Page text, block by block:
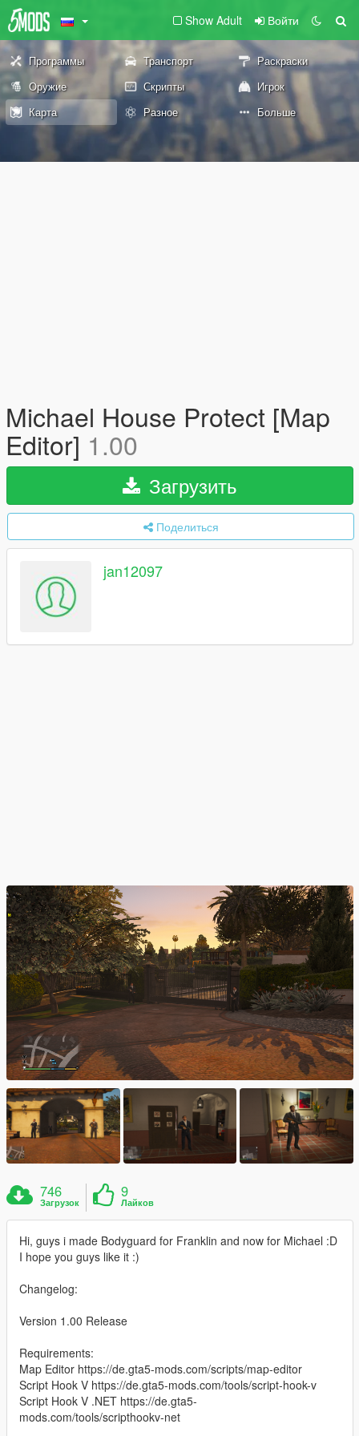
Show Adult Войти
Программы Транспорт
Раскраски
Оружие
Скрипты
Игрок
Карта
Разное Больше
Michael House Protect [Map
Editor] 1.00
Загрузить
Поделиться
jan12097
746
Загрузок
9
Лайков
Hi, guys i made Bodyguard for Franklin and now for Michael :D
I hope you guys like it :)
Changelog:
Version 1.00 Release
Requirements:
Map Editor https://de.gta5-mods.com/scripts/map-editor
Script Hook V https://de.gta5-mods.com/tools/script-hook-v
Script Hook V .NET https://de.gta5-
mods.com/tools/scripthookv-net